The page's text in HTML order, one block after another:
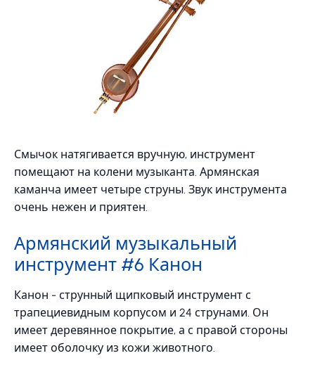
Смычок натягивается вручную, инструмент
помещают на колени музыканта. Армянская
каманча имеет четыре струны. Звук инструмента
очень нежен и приятен.
Армянский музыкальный
инструмент #6 Канон
Канон - струнный щипковый инструмент с
трапециевидным корпусом и 24 струнами. Он
имеет деревянное покрытие, а с правой стороны
имеет оболочку из кожи животного.